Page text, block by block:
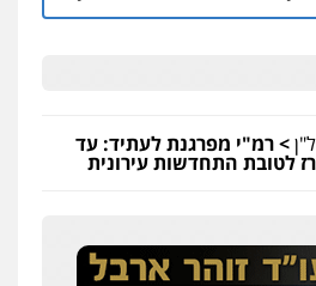
>רמ"י מפרגנת לעתיד: עד